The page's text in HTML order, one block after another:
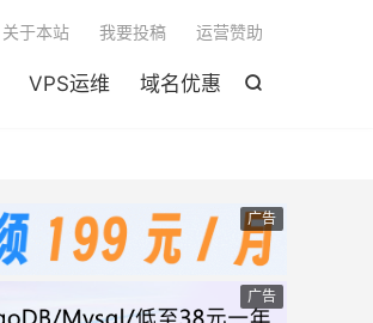

VPS运维 域名优惠
关于本站 我要投稿 运营赞助
广告
广告